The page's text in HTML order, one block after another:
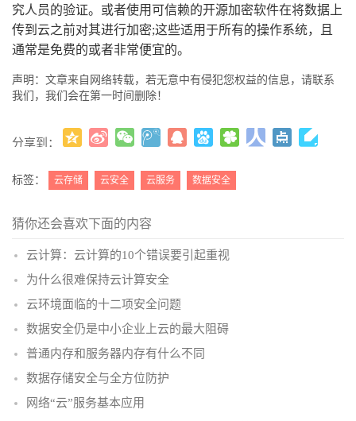
究人员的验证。或者使用可信赖的开源加密软件在将数据上
传到云之前对其进行加密;这些适用于所有的操作系统，且
通常是免费的或者非常便宜的。
声明：文章来自网络转载，若无意中有侵犯您权益的信息，请联系
我们，我们会在第一时间删除！
分享到：
标签： 云存储 云安全 云服务 数据安全
猜你还会喜欢下面的内容
云计算：云计算的10个错误要引起重视
为什么很难保持云计算安全
云环境面临的十二项安全问题
数据安全仍是中小企业上云的最大阻碍
普通内存和服务器内存有什么不同
数据存储安全与全方位防护
网络“云”服务基本应用